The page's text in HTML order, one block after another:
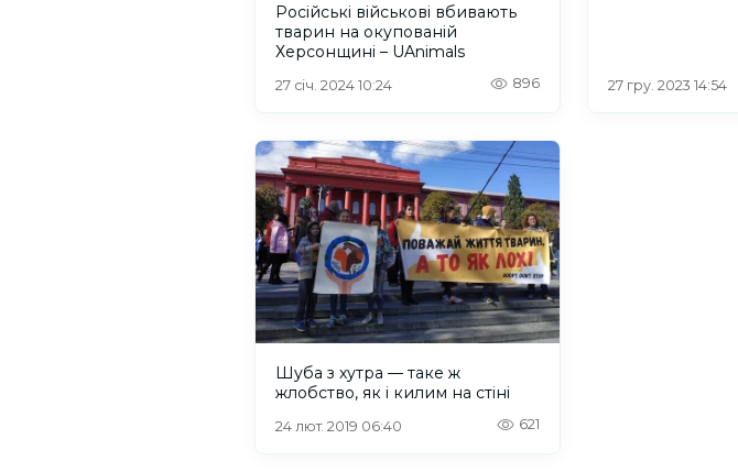
Російські військові вбивають
тварин на окупованій
Херсонщині – UAnimals
27 січ. 2024 10:24 896 27 гру. 2023 14:54
Шуба з хутра — таке ж
жлобство, як і килим на стіні
24 лют. 2019 06:40 621